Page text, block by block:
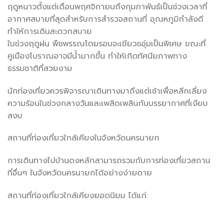
ฤดูหนาวตั้งแต่เดือนพฤศจิกายนถึงกุมภาพันธ์เป็นช่วงเวลาที่
อากาศสบายที่สุดสำหรับการสำรวจสถานที่ อุณหภูมิกำลังดี
ทำให้การเดินสะดวกสบาย
ในช่วงฤดูฝน พืชพรรณโดยรอบจะเขียวชอุ่มเป็นพิเศษ ขณะที่
คูเมืองโบราณอาจมีน้ำมากขึ้น ทำให้เกิดทัศนียภาพทาง
ธรรมชาติที่สวยงาม
นักท่องเที่ยวควรพิจารณาเดินทางมาถึงแต่เช้าเพื่อหลีกเลี่ยง
ความร้อนในช่วงกลางวันและเพลิดเพลินกับบรรยากาศที่เงียบ
สงบ
สถานที่ท่องเที่ยวใกล้เคียงในจังหวัดนครนายก
การเดินทางไปบ้านดงหลักสามารถรวมกับการท่องเที่ยวสถาน
ที่อื่นๆ ในจังหวัดนครนายกได้อย่างง่ายดาย
สถานที่ท่องเที่ยวใกล้เคียงยอดนิยม ได้แก่: